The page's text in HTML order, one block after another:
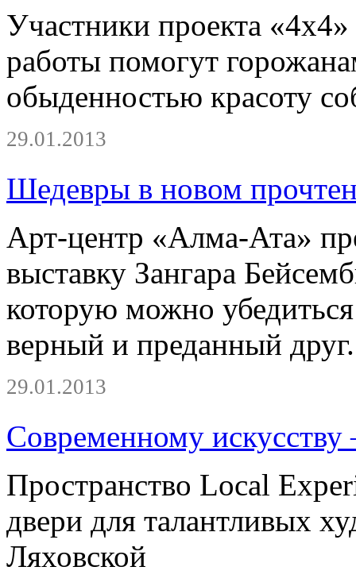
Участники проекта
работы помогут
обыденностью красоту
29.01.2013
Шедевры в новом
Арт-центр «Алма-Ата»
выставку Зангара
которую можно
верный и преданный друг.
29.01.2013
Современному искусству
Пространство Local
двери для талантливых
Ляховской